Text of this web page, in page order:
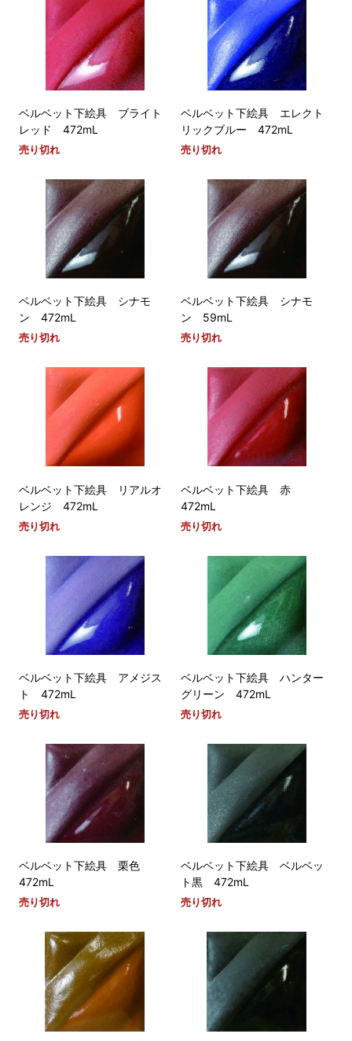
ベルベット下絵具 ブライト
レッド 472mL
売り切れ
ベルベット下絵具 エレクト
リックブルー 472mL
売り切れ
ベルベット下絵具 シナモ
ン 472mL
売り切れ
ベルベット下絵具 シナモ
ン 59mL
売り切れ
ベルベット下絵具 リアルオ
レンジ 472mL
売り切れ
ベルベット下絵具 赤
472mL
売り切れ
ベルベット下絵具 アメジス
ト 472mL
売り切れ
ベルベット下絵具 ハンター
グリーン 472mL
売り切れ
ベルベット下絵具 栗色
472mL
売り切れ
ベルベット下絵具 ベルベッ
ト黒 472mL
売り切れ